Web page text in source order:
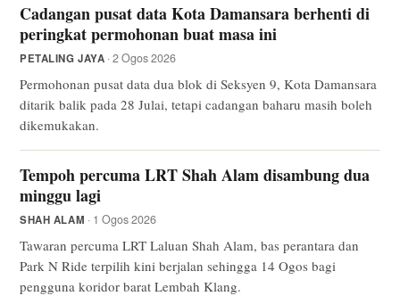
Cadangan pusat data Kota Damansara berhenti di
peringkat permohonan buat masa ini
PETALING JAYA · 2 Ogos 2026
Permohonan pusat data dua blok di Seksyen 9, Kota Damansara
ditarik balik pada 28 Julai, tetapi cadangan baharu masih boleh
dikemukakan.
Tempoh percuma LRT Shah Alam disambung dua
minggu lagi
SHAH ALAM · 1 Ogos 2026
Tawaran percuma LRT Laluan Shah Alam, bas perantara dan
Park N Ride terpilih kini berjalan sehingga 14 Ogos bagi
pengguna koridor barat Lembah Klang.